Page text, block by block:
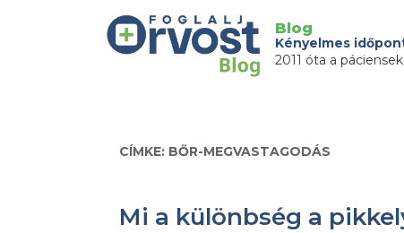
Blog
Kényelmes
2011 óta a
CÍMKE: BŐR-MEGVASTAGODÁS
Mi a különbség a